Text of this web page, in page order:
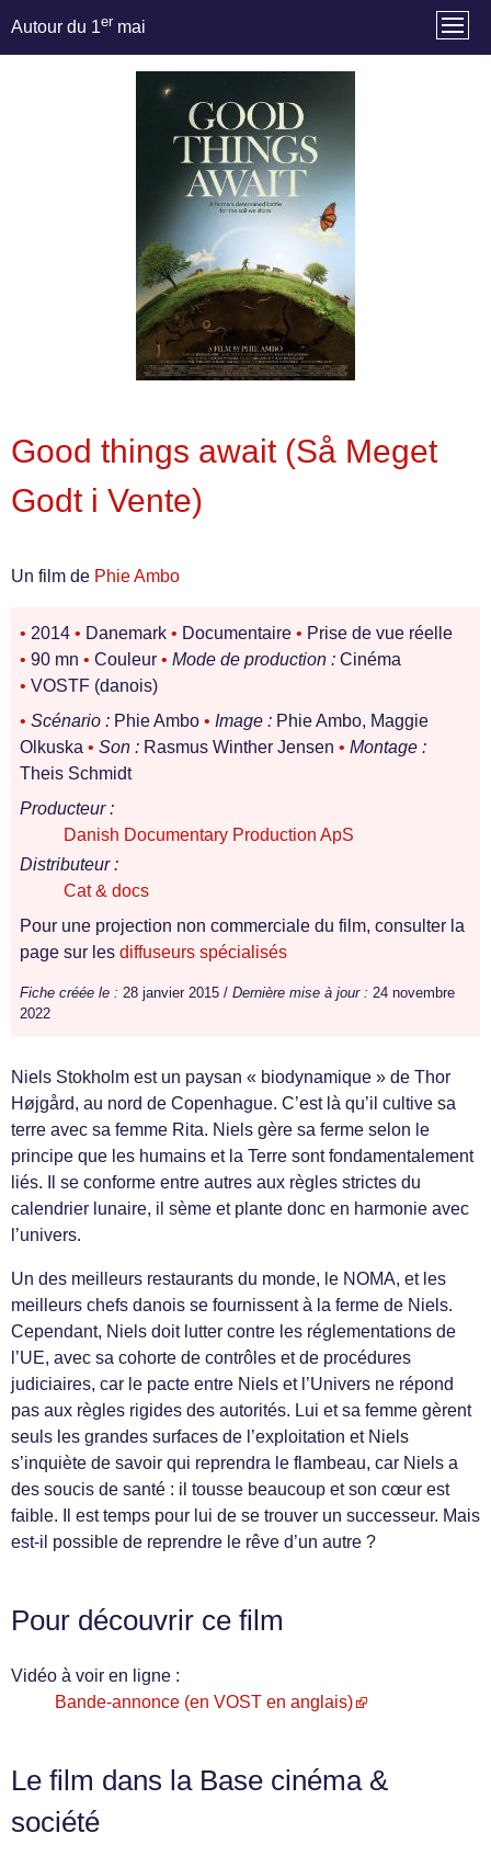
Autour du 1er mai
Good things await (Så Meget
Godt i Vente)
Un film de Phie Ambo
• 2014 • Danemark • Documentaire • Prise de vue réelle
• 90 mn • Couleur • Mode de production : Cinéma
• VOSTF (danois)
• Scénario : Phie Ambo • Image : Phie Ambo, Maggie
Olkuska • Son : Rasmus Winther Jensen • Montage :
Theis Schmidt
Producteur :
Danish Documentary Production ApS
Distributeur :
Cat & docs
Pour une projection non commerciale du film, consulter la
page sur les diffuseurs spécialisés
Fiche créée le : 28 janvier 2015 / Dernière mise à jour : 24 novembre
2022
Niels Stokholm est un paysan « biodynamique » de Thor
Højgård, au nord de Copenhague. C’est là qu’il cultive sa
terre avec sa femme Rita. Niels gère sa ferme selon le
principe que les humains et la Terre sont fondamentalement
liés. Il se conforme entre autres aux règles strictes du
calendrier lunaire, il sème et plante donc en harmonie avec
l’univers.
Un des meilleurs restaurants du monde, le NOMA, et les
meilleurs chefs danois se fournissent à la ferme de Niels.
Cependant, Niels doit lutter contre les réglementations de
l’UE, avec sa cohorte de contrôles et de procédures
judiciaires, car le pacte entre Niels et l’Univers ne répond
pas aux règles rigides des autorités. Lui et sa femme gèrent
seuls les grandes surfaces de l’exploitation et Niels
s’inquiète de savoir qui reprendra le flambeau, car Niels a
des soucis de santé : il tousse beaucoup et son cœur est
faible. Il est temps pour lui de se trouver un successeur. Mais
est-il possible de reprendre le rêve d’un autre ?
Pour découvrir ce film
Vidéo à voir en ligne :
Bande-annonce (en VOST en anglais)
Le film dans la Base cinéma &
société